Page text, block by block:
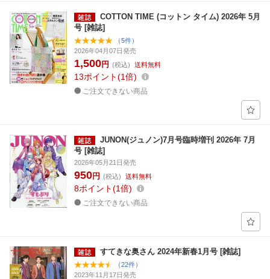
COTTON TIME (コットン タイム) 2026年 5月
号 [雑誌]
（5件）
2026年04月07日発売
1,500円 (税込) 送料無料
13ポイント 1倍
ご注文できない商品
JUNON(ジュノン)7月号臨時増刊 2026年 7月
号 [雑誌]
2026年05月21日発売
950円 (税込) 送料無料
8ポイント 1倍
ご注文できない商品
すてきな奥さん 2024年新春1月号 [雑誌]
（22件）
2023年11月17日発売